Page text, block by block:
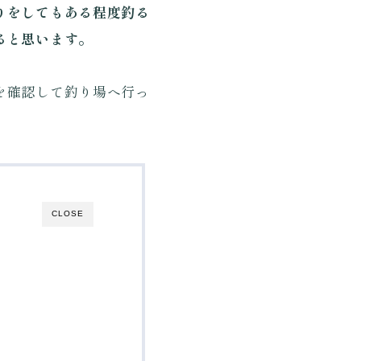
してもある程度釣る
思います。
認して釣り場へ行っ
CLOSE